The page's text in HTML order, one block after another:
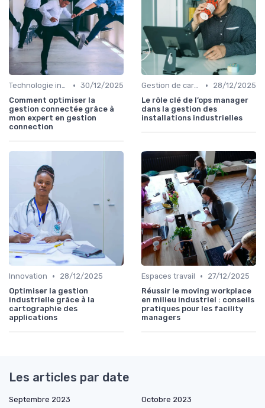
Technologie intégration • 30/12/2025
Comment optimiser la
gestion connectée grâce à
mon expert en gestion
connection
Gestion de carrière •
28/12/2025
Le rôle clé de l’ops manager
dans la gestion des
installations industrielles
Innovation •
28/12/2025
Optimiser la gestion
industrielle grâce à la
cartographie des
applications
Espaces travail •
27/12/2025
Réussir le moving workplace
en milieu industriel : conseils
pratiques pour les facility
managers
Les articles par date
Septembre 2023
Octobre 2023